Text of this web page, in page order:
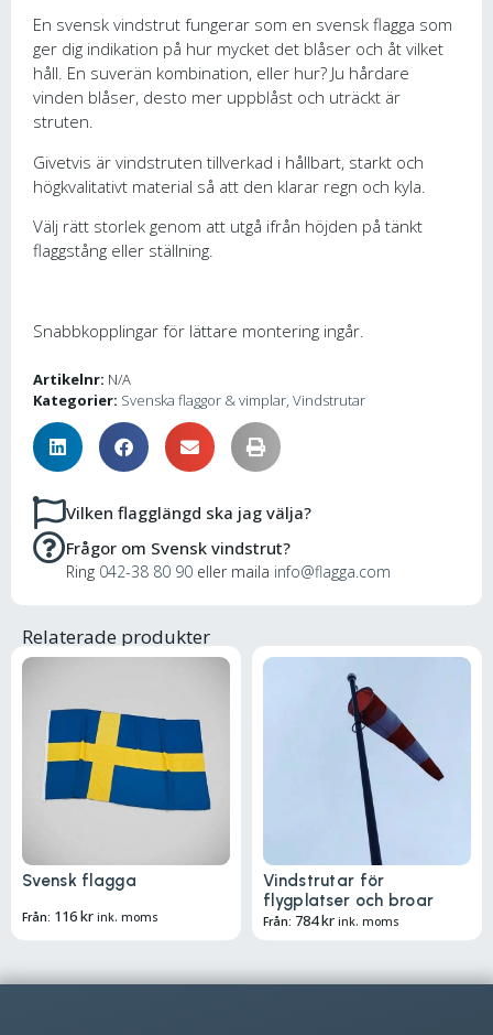
En svensk vindstrut fungerar som en svensk flagga som
ger dig indikation på hur mycket det blåser och åt vilket
håll. En suverän kombination, eller hur? Ju hårdare
vinden blåser, desto mer uppblåst och uträckt är
struten.
Givetvis är vindstruten tillverkad i hållbart, starkt och
högkvalitativt material så att den klarar regn och kyla.
Välj rätt storlek genom att utgå ifrån höjden på tänkt
flaggstång eller ställning.
Snabbkopplingar för lättare montering ingår.
Artikelnr: N/A
Kategorier: Svenska flaggor & vimplar, Vindstrutar
Vilken flagglängd ska jag välja?
Frågor om Svensk vindstrut?
Ring 042-38 80 90 eller maila info@flagga.com
Relaterade produkter
Svensk flagga
Från: 116kr ink. moms
Vindstrutar för
flygplatser och broar
Från: 784kr ink. moms